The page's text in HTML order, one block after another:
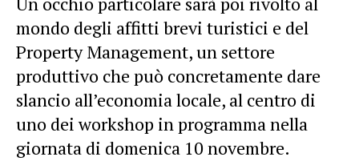
mondo degli affitti brevi turistici e del
Property Management, un settore
produttivo che può concretamente dare
slancio all’economia locale, al centro di
uno dei workshop in programma nella
giornata di domenica 10 novembre.